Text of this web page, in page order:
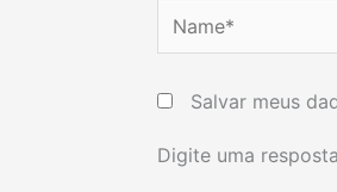
Name*
Salvar meus
Digite uma